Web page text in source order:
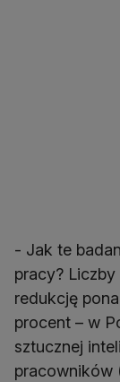
- Jak te
pracy?
redukcję
procent – w
sztucznej
pracowników